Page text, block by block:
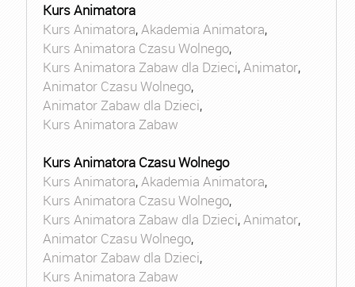
Kurs Animatora
Kurs Animatora,Akademia Animatora,
Kurs Animatora Czasu Wolnego,
Kurs Animatora Zabaw dla Dzieci,Animator,
Animator Czasu Wolnego,
Animator Zabaw dla Dzieci,
Kurs Animatora Zabaw
Kurs Animatora Czasu Wolnego
Kurs Animatora,Akademia Animatora,
Kurs Animatora Czasu Wolnego,
Kurs Animatora Zabaw dla Dzieci,Animator,
Animator Czasu Wolnego,
Animator Zabaw dla Dzieci,
Kurs Animatora Zabaw